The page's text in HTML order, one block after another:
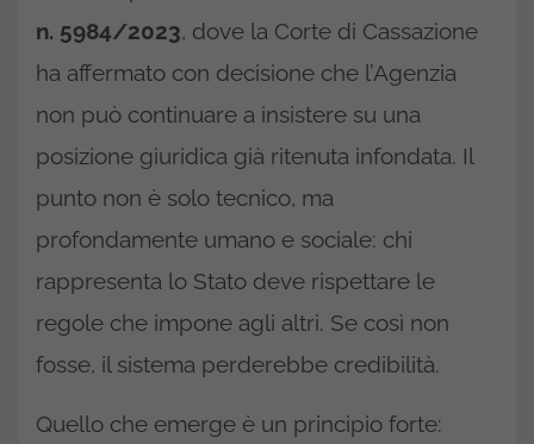
n. 5984/2023, dove la Corte di Cassazione
ha affermato con decisione che l’Agenzia
non può continuare a insistere su una
posizione giuridica già ritenuta infondata. Il
punto non è solo tecnico, ma
profondamente umano e sociale: chi
rappresenta lo Stato deve rispettare le
regole che impone agli altri. Se così non
fosse, il sistema perderebbe credibilità.
Quello che emerge è un principio forte: